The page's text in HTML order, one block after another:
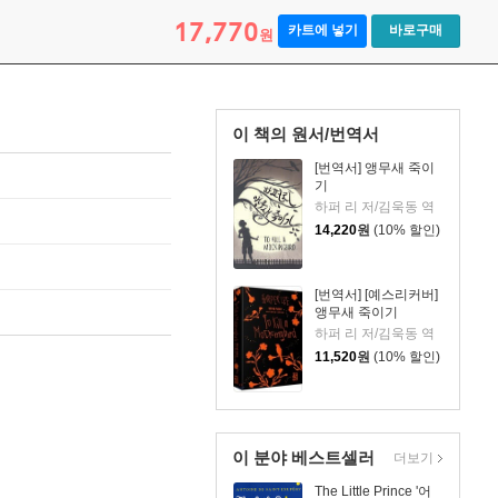
17,770원 카트에 넣기 바로구매
이 책의 원서/번역서
[번역서] 앵무새 죽이
기
하퍼 리 저/김욱동 역
14,220원 (10% 할인)
[번역서] [예스리커버]
앵무새 죽이기
하퍼 리 저/김욱동 역
11,520원 (10% 할인)
이 분야 베스트셀러
The Little Prince '어
더보기